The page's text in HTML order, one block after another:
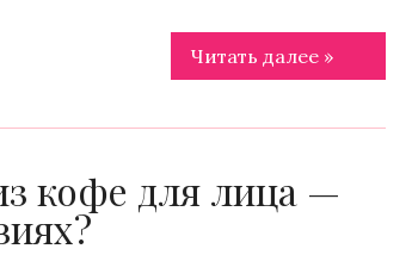
Читать далее »
кофе для лица —